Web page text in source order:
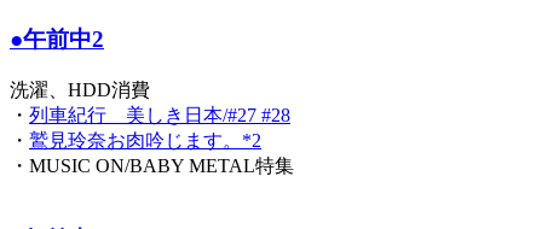
●午前中2
洗濯、HDD消費
・ 列車紀行 美しき日本/#27 #28
・ 鷲見玲奈お肉吟じます。*2
・MUSIC ON/BABY METAL特集